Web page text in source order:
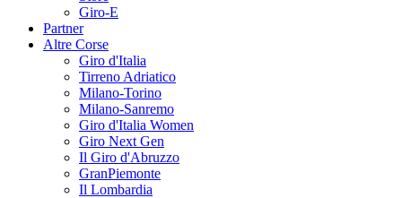
Giro-E
Partner
Altre Corse
Giro d'Italia
Tirreno Adriatico
Milano-Torino
Milano-Sanremo
Giro d'Italia Women
Giro Next Gen
Il Giro d'Abruzzo
GranPiemonte
Il Lombardia